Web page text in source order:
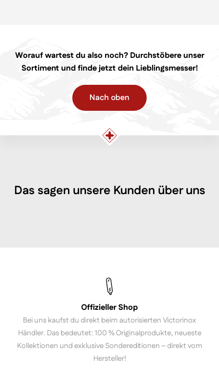
Worauf wartest du also noch? Durchstöbere unser
Sortiment und finde jetzt dein Lieblingsmesser!
Nach oben
Das sagen unsere Kunden über uns
Offizieller Shop
Bei uns kaufst du direkt beim autorisierten Victorinox
Händler. Das bedeutet: 100 % Originalprodukte, neueste
Kollektionen und exklusive Sondereditionen – direkt vom
Hersteller!